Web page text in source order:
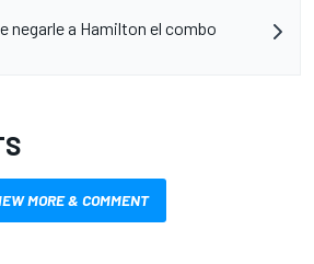
negarle a Hamilton el combo
MORE & COMMENT